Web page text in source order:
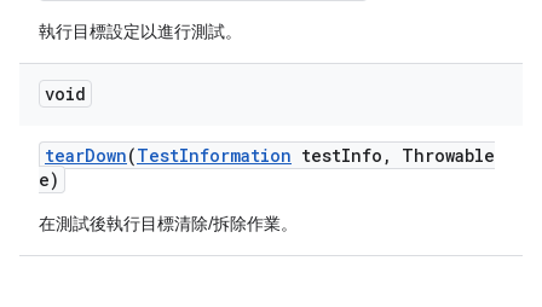
執行目標設定以進行測試。
void
tearDown(TestInformation testInfo ,
Throwable
e)
在測試後執行目標清除/拆除作業。